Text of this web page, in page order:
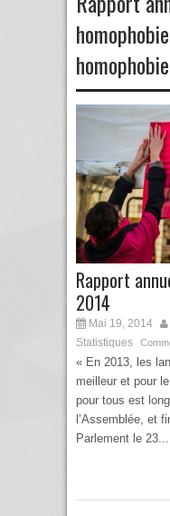
homophobie
Rapport
2014
Mai 19, 2014
Statistiques
« En 2013, les
meilleur et pour
pour tous est
l’Assemblée, et
Parlement le 23...